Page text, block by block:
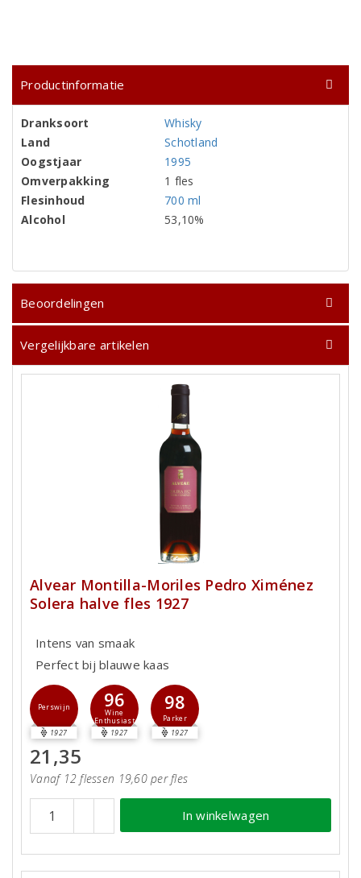
Productinformatie
Dranksoort
Whisky
Land
Schotland
Oogstjaar
1995
Omverpakking
1 fles
Flesinhoud
700 ml
Alcohol
53,10%
Beoordelingen
Vergelijkbare artikelen
Alvear Montilla-Moriles Pedro Ximénez
Solera halve fles 1927
Intens van smaak
Perfect bij blauwe kaas
Perswijn
1927
96
Wine
Enthusiast
1927
98
Parker
1927
21,35
Vanaf 12 flessen 19,60 per fles
In winkelwagen